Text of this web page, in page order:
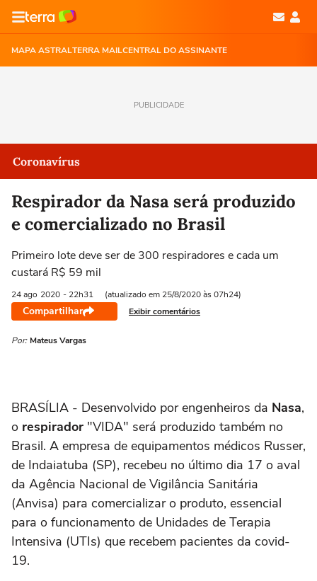
MAPA ASTRALTERRA MAILCENTRAL DO ASSINANTE
PUBLICIDADE
Coronavírus
Respirador da Nasa será produzido
e comercializado no Brasil
Primeiro lote deve ser de 300 respiradores e cada um
custará R$ 59 mil
24 ago 2020 - 22h31 (atualizado em 25/8/2020 às 07h24)
Compartilhar Exibir comentários
Por: Mateus Vargas
BRASÍLIA - Desenvolvido por engenheiros da Nasa,
o respirador "VIDA" será produzido também no
Brasil. A empresa de equipamentos médicos Russer,
de Indaiatuba (SP), recebeu no último dia 17 o aval
da Agência Nacional de Vigilância Sanitária
(Anvisa) para comercializar o produto, essencial
para o funcionamento de Unidades de Terapia
Intensiva (UTIs) que recebem pacientes da covid-
19.